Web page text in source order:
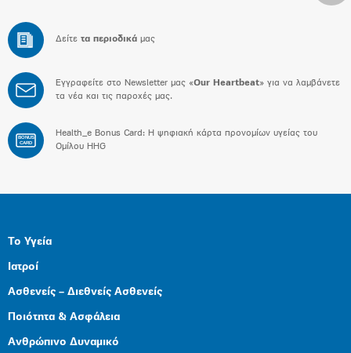
Δείτε τα περιοδικά μας
Εγγραφείτε στο Newsletter μας «Our Heartbeat» για να λαμβάνετε
τα νέα και τις παροχές μας.
BONUS
CARD
Health_e Bonus Card: H ψηφιακή κάρτα προνομίων υγείας του
Ομίλου HHG
Το Υγεία
Ιατροί
Ασθενείς – Διεθνείς Ασθενείς
Ποιότητα & Ασφάλεια
Ανθρώπινο Δυναμικό